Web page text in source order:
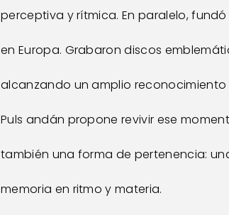
perceptiva y rítmica. En paralelo,
en Europa. Grabaron discos
alcanzando un amplio reconocimiento
Puls andán propone revivir ese
también una forma de pertenencia:
memoria en ritmo y materia.